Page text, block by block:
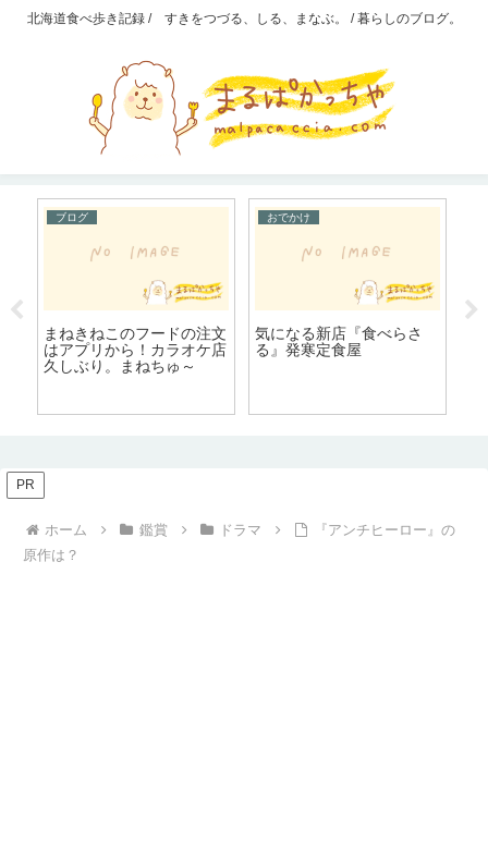
北海道食べ歩き記録 / すきをつづる、しる、まなぶ。 / 暮らしのブログ。
ブログ
まねきねこのフードの注文
はアプリから！カラオケ店
久しぶり。まねちゅ～
おでかけ
気になる新店『食べらさ
る』発寒定食屋
PR
ホーム 鑑賞 ドラマ
『アンチヒーロー』の
原作は？